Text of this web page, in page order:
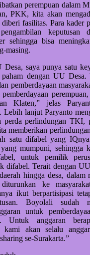
perempuan dalam
PKK, kita akan
diberi fasilitas. Para kader
keputusan
sehingga bisa
masing.
Desa, saya punya satu
dengan UU Desa.
pemberdayaan
Klaten,” jelas
lanjut Paryanto
perda perlindungan TKI,
memberikan
satu difabel yang
mumpuni, sehingga
untuk pemilik
difabel. Terait dengan
hingga desa, dalam
ke
ikut berpartisipasi
Boyolali sudah
untuk
Untuk anggaran
kami akan selalu
se-Surakarta.”